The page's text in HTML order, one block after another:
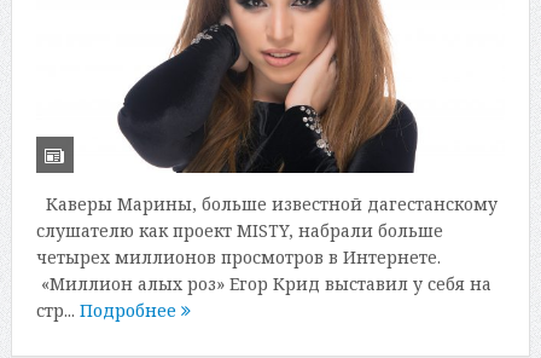
Каверы Марины, больше известной дагестанскому
слушателю как проект МISTY, набрали больше
четырех миллионов просмотров в Интернете.
«Миллион алых роз» Егор Крид выставил у себя на
стр... Подробнее